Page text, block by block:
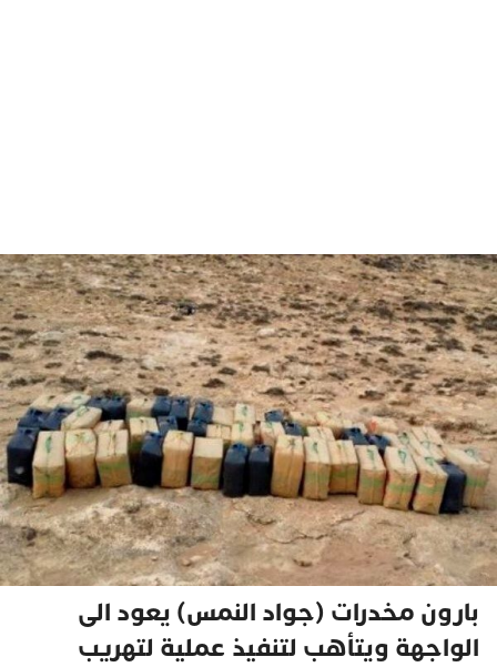
بارون مخدرات (جواد النمس) يعود الى
الواجهة ويتأهب لتنفيذ عملية لتهريب